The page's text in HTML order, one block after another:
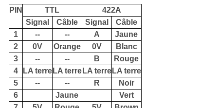
PIN TTL
422A
Signal
Câble Signal
Câble
1
-- -- A
Jaune
2
0V Orange 0V
Blanc
3
-- -- B
Rouge
4
LA terre LA terre LA terre LA terre
5
-- -- R
Noir
6
Jaune
Vert